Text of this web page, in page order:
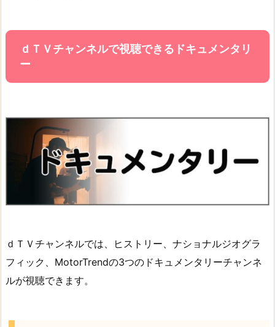
ｄＴＶチャンネルで視聴できるドキュメンタリ
ー
ｄＴＶチャンネルでは、ヒストリー、ナショナルジオグラ
フィック、MotorTrendの3つのドキュメンタリーチャンネ
ルが視聴できます。